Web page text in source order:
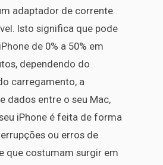
adaptador de corrente
Isto significa que pode
de 0% a 50% em
dependendo do
carregamento, a
dados entre o seu Mac,
iPhone é feita de forma
ou erros de
que costumam surgir em